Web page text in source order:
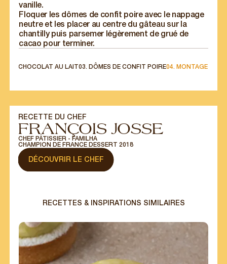
vanille.
Floquer les dômes de confit poire avec le nappage
neutre et les placer au centre du gâteau sur la
chantilly puis parsemer légèrement de grué de
cacao pour terminer.
CHOCOLAT AU LAIT03. DÔMES DE CONFIT POIRE04. MONTAGE
RECETTE DU CHEF
FRANÇOIS JOSSE
CHEF PÂTISSIER - FAMILHA
CHAMPION DE FRANCE DESSERT 2018
DÉCOUVRIR LE CHEF
RECETTES & INSPIRATIONS SIMILAIRES
POUR LES
directement dans votre boîte email.
S'INSCRIRE